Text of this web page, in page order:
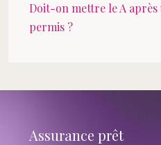
Doit-on mettre le A
permis ?
Assurance prêt